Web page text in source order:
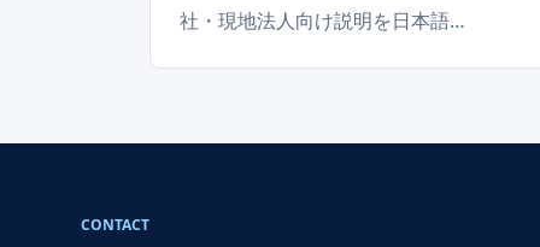
社・現地法人向け説明を日本語…
CONTACT